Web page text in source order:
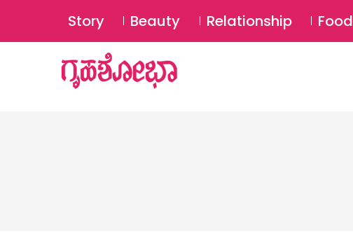
Story Beauty Relationship Food